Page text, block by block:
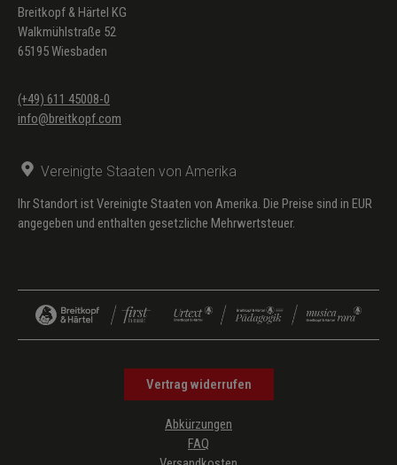
Breitkopf & Härtel KG
Walkmühlstraße 52
65195 Wiesbaden
(+49) 611 45008-0
info@breitkopf.com
Vereinigte Staaten von Amerika
Ihr Standort ist Vereinigte Staaten von Amerika. Die Preise sind in EUR
angegeben und enthalten gesetzliche Mehrwertsteuer.
Vertrag widerrufen
Abkürzungen
FAQ